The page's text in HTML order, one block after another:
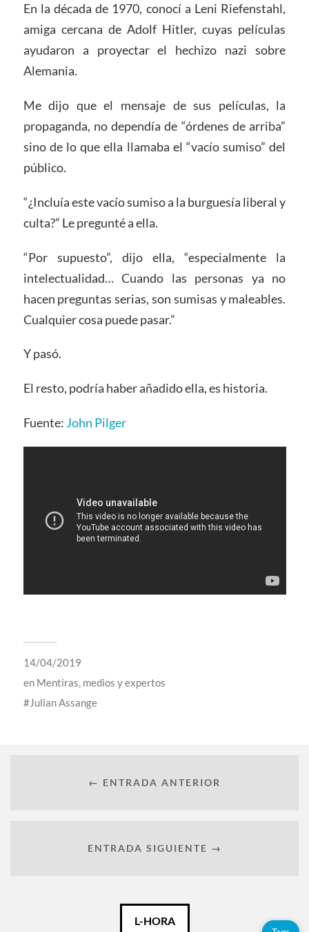
En la década de 1970, conocí a Leni Riefenstahl,
amiga cercana de Adolf Hitler, cuyas películas
ayudaron a proyectar el hechizo nazi sobre
Alemania.
Me dijo que el mensaje de sus películas, la
propaganda, no dependía de “órdenes de arriba”
sino de lo que ella llamaba el “vacío sumiso” del
público.
“¿Incluía este vacío sumiso a la burguesía liberal y
culta?” Le pregunté a ella.
“Por supuesto”, dijo ella, “especialmente la
intelectualidad… Cuando las personas ya no
hacen preguntas serias, son sumisas y maleables.
Cualquier cosa puede pasar.”
Y pasó.
El resto, podría haber añadido ella, es historia.
Fuente: John Pilger
14/04/2019
en Mentiras, medios y expertos
Julian Assange
← ENTRADA ANTERIOR
ENTRADA SIGUIENTE →
L-HORA